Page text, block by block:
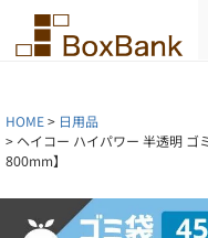
HOME
日用品
ヘイコー ハイパワー 半透明
800mm】